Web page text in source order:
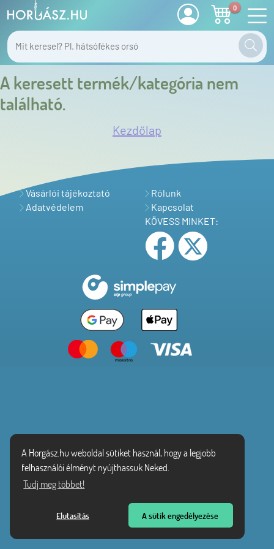
A Horgász.hu weboldal sütiket használ, hogy a legjobb
felhasználói élményt nyújthassuk Neked.
Tudj meg többet!
Elutasítás A sütik engedélyezése
0
A keresett termék/kategória nem
található.
Kezdőlap
Vásárlói tájékoztató
Adatvédelem
Rólunk
Kapcsolat
KÖVESS MINKET: